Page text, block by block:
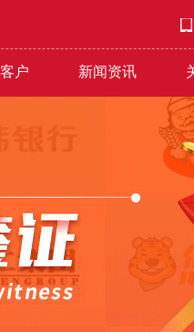
户
文艺/
新闻资讯